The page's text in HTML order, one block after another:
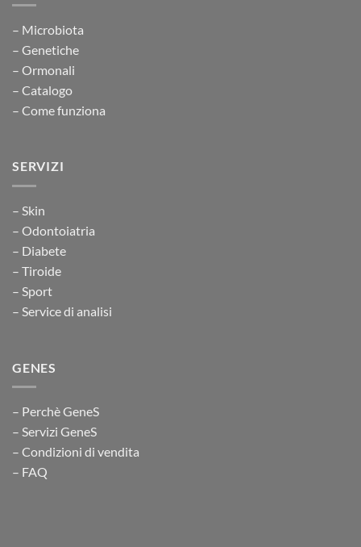
– Microbiota
– Genetiche
– Ormonali
– Catalogo
– Come funziona
SERVIZI
– Skin
– Odontoiatria
– Diabete
– Tiroide
– Sport
– Service di analisi
GENES
– Perchè GeneS
– Servizi GeneS
– Condizioni di vendita
– FAQ